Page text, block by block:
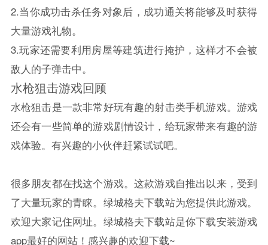
2.当你成功击杀任务对象后，成功通关将能够及时获得
大量游戏礼物。
3.玩家还需要利用房屋等建筑进行掩护，这样才不会被
敌人的子弹击中。
水枪狙击游戏回顾
水枪狙击是一款非常好玩有趣的射击类手机游戏。游戏
还会有一些简单的游戏剧情设计，给玩家带来有趣的游
戏体验。有兴趣的小伙伴赶紧试试吧。
很多朋友都在找这个游戏。这款游戏自推出以来，受到
了大量玩家的青睐。绿城格夫下载站为您提供此游戏。
欢迎大家记住网址。绿城格夫下载站是你下载安装游戏
app最好的网站！感兴趣的欢迎下载~